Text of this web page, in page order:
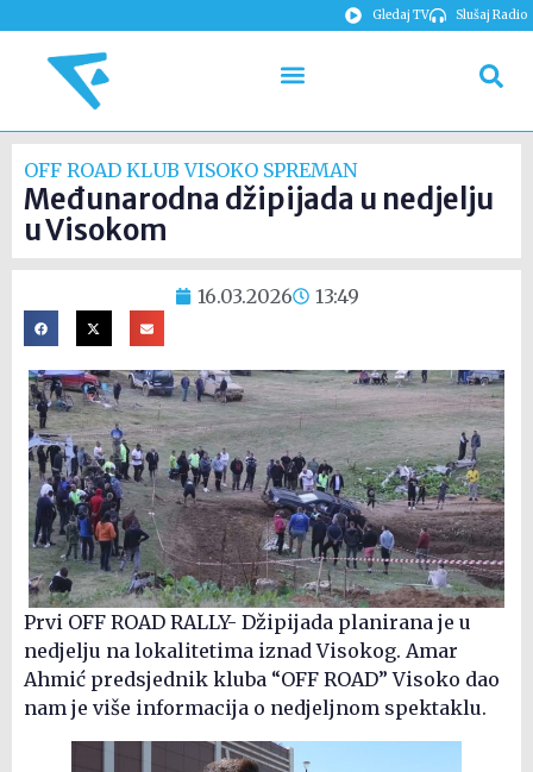
Gledaj TV Slušaj Radio
OFF ROAD KLUB VISOKO SPREMAN
Međunarodna džipijada u nedjelju
u Visokom
16.03.2026 13:49
Prvi OFF ROAD RALLY- Džipijada planirana je u
nedjelju na lokalitetima iznad Visokog. Amar
Ahmić predsjednik kluba “OFF ROAD” Visoko dao
nam je više informacija o nedjeljnom spektaklu.